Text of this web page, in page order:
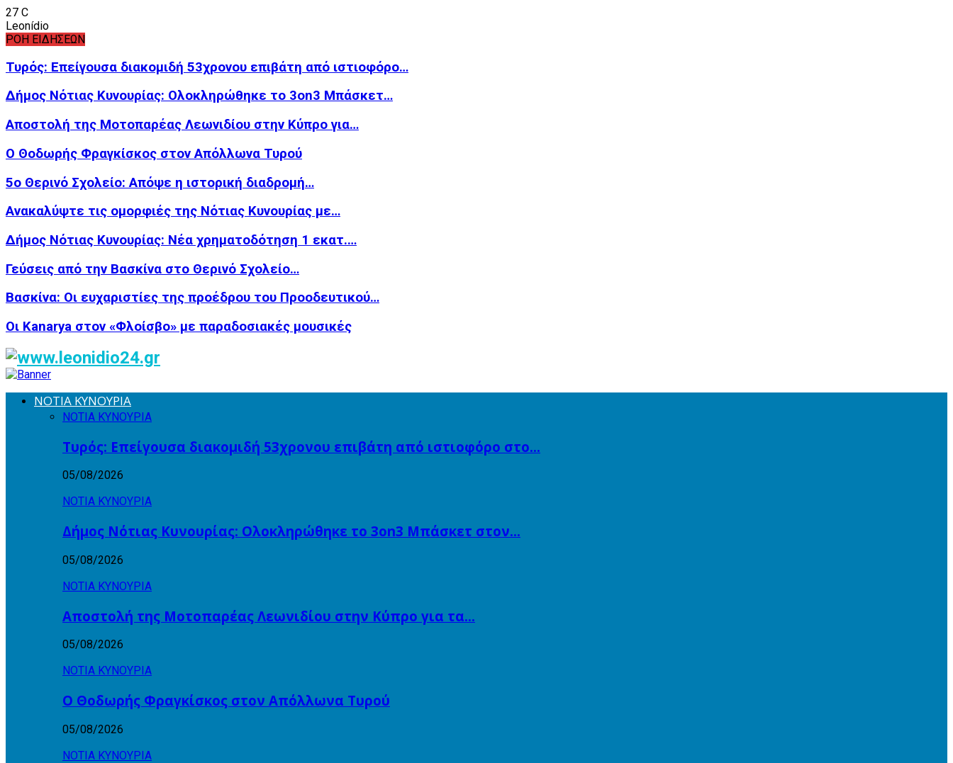
27 C
Leonídio
ΡΟΗ ΕΙΔΗΣΕΩΝ
Τυρός: Επείγουσα διακομιδή 53χρονου επιβάτη από ιστιοφόρο…
Δήμος Νότιας Κυνουρίας: Ολοκληρώθηκε το 3on3 Μπάσκετ…
Αποστολή της Μοτοπαρέας Λεωνιδίου στην Κύπρο για…
Ο Θοδωρής Φραγκίσκος στον Απόλλωνα Τυρού
5ο Θερινό Σχολείο: Απόψε η ιστορική διαδρομή…
Ανακαλύψτε τις ομορφιές της Νότιας Κυνουρίας με…
Δήμος Νότιας Κυνουρίας: Νέα χρηματοδότηση 1 εκατ.…
Γεύσεις από την Βασκίνα στο Θερινό Σχολείο…
Βασκίνα: Οι ευχαριστίες της προέδρου του Προοδευτικού…
Οι Kanarya στον «Φλοίσβο» με παραδοσιακές μουσικές
ΝΟΤΙΑ ΚΥΝΟΥΡΙΑ
ΝΟΤΙΑ ΚΥΝΟΥΡΙΑ
Τυρός: Επείγουσα διακομιδή 53χρονου επιβάτη από ιστιοφόρο στο…
05/08/2026
ΝΟΤΙΑ ΚΥΝΟΥΡΙΑ
Δήμος Νότιας Κυνουρίας: Ολοκληρώθηκε το 3on3 Μπάσκετ στον…
05/08/2026
ΝΟΤΙΑ ΚΥΝΟΥΡΙΑ
Αποστολή της Μοτοπαρέας Λεωνιδίου στην Κύπρο για τα…
05/08/2026
ΝΟΤΙΑ ΚΥΝΟΥΡΙΑ
Ο Θοδωρής Φραγκίσκος στον Απόλλωνα Τυρού
05/08/2026
ΝΟΤΙΑ ΚΥΝΟΥΡΙΑ